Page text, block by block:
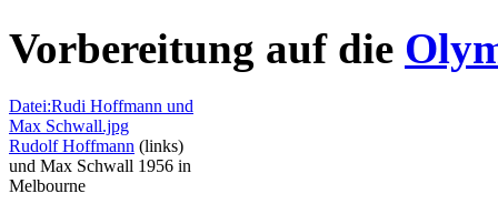
Vorbereitung auf die
Datei:Rudi Hoffmann und
Max Schwall.jpg
Rudolf Hoffmann (links)
und Max Schwall 1956 in
Melbourne